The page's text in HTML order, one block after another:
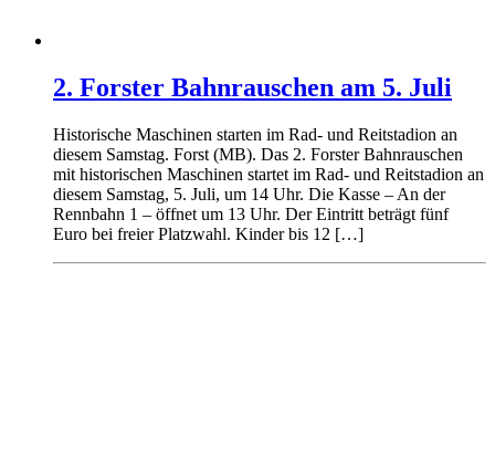
2. Forster Bahnrauschen am 5. Juli
Historische Maschinen starten im Rad- und Reitstadion an
diesem Samstag. Forst (MB). Das 2. Forster Bahnrauschen
mit historischen Maschinen startet im Rad- und Reitstadion an
diesem Samstag, 5. Juli, um 14 Uhr. Die Kasse – An der
Rennbahn 1 – öffnet um 13 Uhr. Der Eintritt beträgt fünf
Euro bei freier Platzwahl. Kinder bis 12 […]